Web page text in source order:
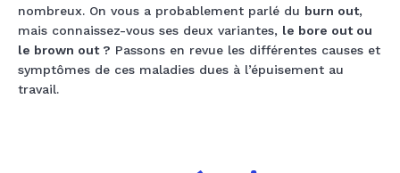
nombreux. On vous a probablement parlé du burn out,
mais connaissez-vous ses deux variantes, le bore out ou
le brown out ? Passons en revue les différentes causes et
symptômes de ces maladies dues à l’épuisement au
travail.